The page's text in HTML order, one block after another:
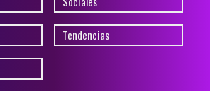
Tendencias